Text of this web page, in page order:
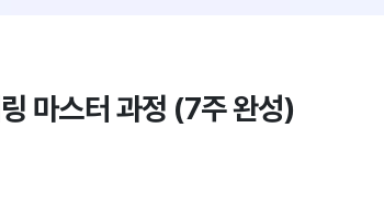
마스터 과정 (7주 완성)